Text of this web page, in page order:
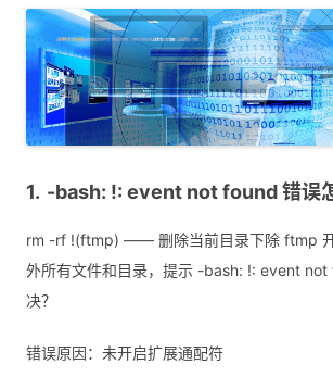
-bash: !: event not found 错误
rm -rf !(ftmp) —— 删除当前目录下除 ftmp
外所有文件和目录，提示 -bash: !: event
决？
错误原因：未开启扩展通配符